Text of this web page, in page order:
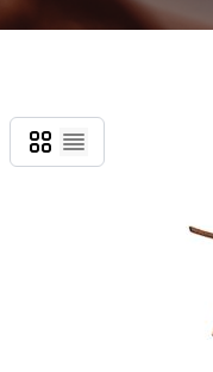
Gitter
Liste